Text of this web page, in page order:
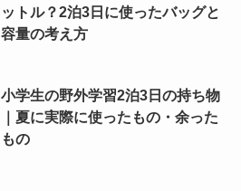
ットル？2泊3日に使ったバッグと
容量の考え方
小学生の野外学習2泊3日の持ち物
｜夏に実際に使ったもの・余った
もの